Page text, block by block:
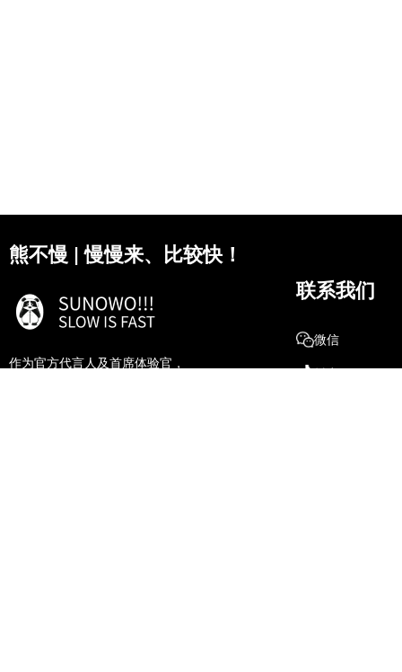
熊不慢 | 慢慢来、比较快！
作为官方代言人及首席体验官，
联系我们
微信
抖音